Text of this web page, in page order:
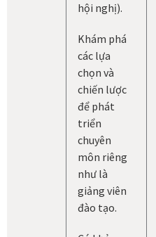
hội nghị).
Khám phá
các lựa
chọn và
chiến lược
để phát
triển
chuyên
môn riêng
như là
giảng viên
đào tạo.